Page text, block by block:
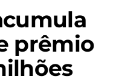
prêmio